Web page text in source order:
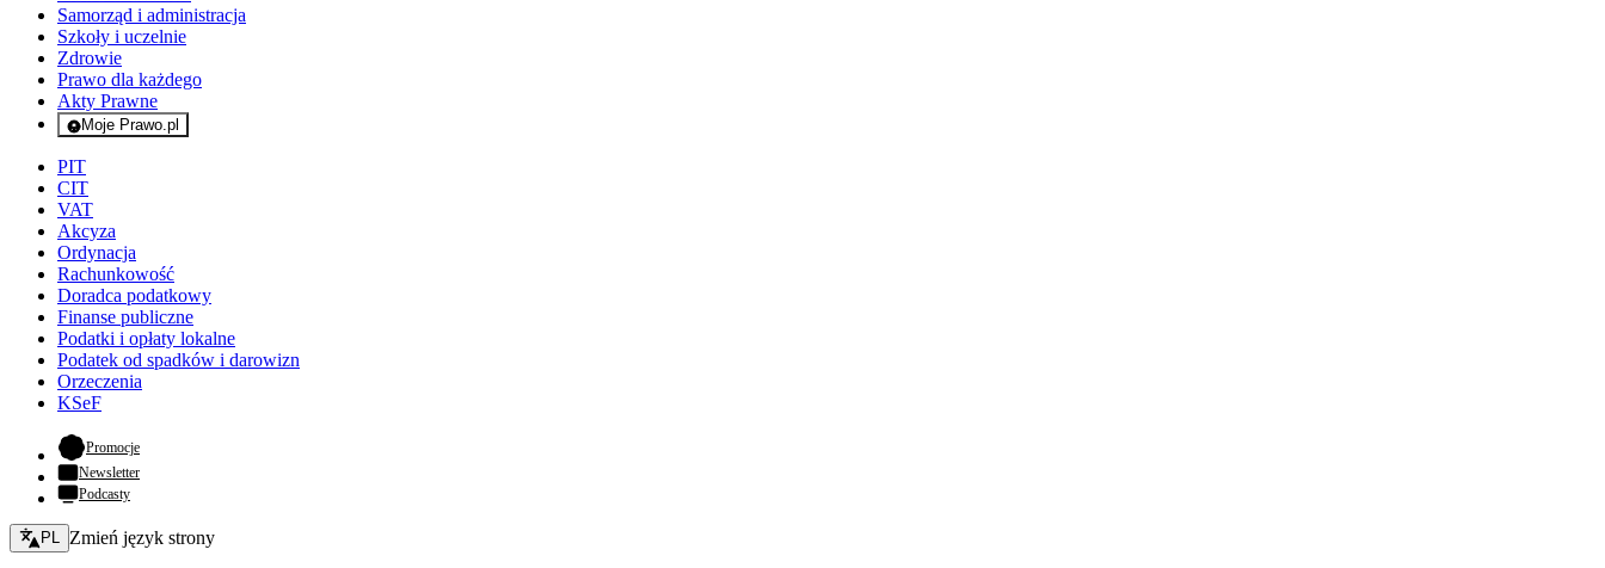
Samorząd i administracja
Szkoły i uczelnie
Zdrowie
Prawo dla każdego
Akty Prawne
Moje Prawo.pl
- rejestracja i logowanie do serwisu
PIT
CIT
VAT
Akcyza
Ordynacja
Rachunkowość
Doradca podatkowy
Finanse publiczne
Podatki i opłaty lokalne
Podatek od spadków i darowizn
Orzeczenia
KSeF
Promocje- otwiera się w nowej karcie
Newsletter
Podcasty
Zmień język - bieżący:
PL Zmień język strony